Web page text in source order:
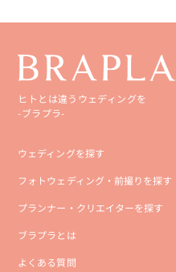
ヒトとは違うウェディングを
-ブラプラ-
ウェディングを探す
フォトウェディング・前撮りを探す
プランナー・クリエイターを探す
ブラプラとは
よくある質問